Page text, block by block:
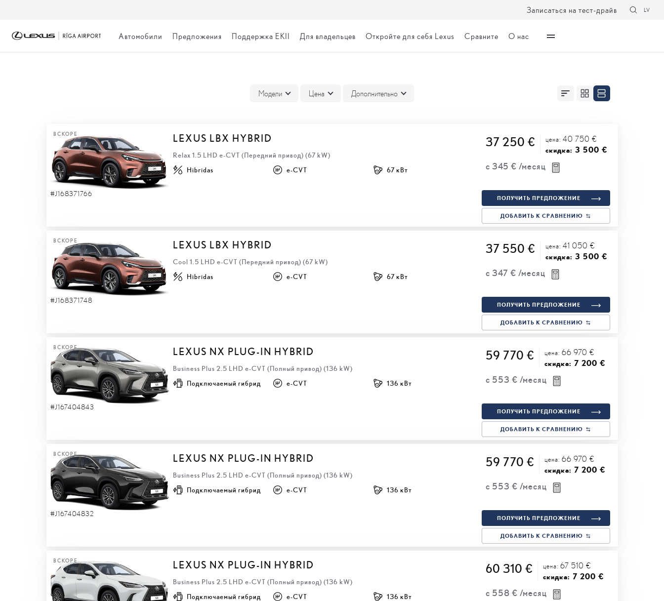
Автомобили Предложения Поддержка EKII Для владельцев Откройте для себя Lexus Сравните О нас
Записаться на тест-драйв LV
БЫСТРАЯ ДОСТАВКАМодели Цена Дополнительно
ВСКОРЕ
#J168371766
LEXUS LBX HYBRID
Relax 1.5 LHD e-CVT (Передний привод) (67 kW)
37 250 € цена: 40 750 €
скидка: 3 500 €
с 345 € /месяц
Hibridas e-CVT 67 кВт
ПОЛУЧИТЬ ПРЕДЛОЖЕНИЕ
ДОБАВИТЬ К СРАВНЕНИЮ
ВСКОРЕ
#J168371748
LEXUS LBX HYBRID
Cool 1.5 LHD e-CVT (Передний привод) (67 kW)
37 550 € цена: 41 050 €
скидка: 3 500 €
с 347 € /месяц
Hibridas e-CVT 67 кВт
ПОЛУЧИТЬ ПРЕДЛОЖЕНИЕ
ДОБАВИТЬ К СРАВНЕНИЮ
ВСКОРЕ
#J167404843
LEXUS NX PLUG-IN HYBRID
Business Plus 2.5 LHD e-CVT (Полный привод) (136 kW)
59 770 € цена: 66 970 €
скидка: 7 200 €
с 553 € /месяц
Подключаемый гибрид e-CVT 136 кВт
ПОЛУЧИТЬ ПРЕДЛОЖЕНИЕ
ДОБАВИТЬ К СРАВНЕНИЮ
ВСКОРЕ
#J167404832
LEXUS NX PLUG-IN HYBRID
Business Plus 2.5 LHD e-CVT (Полный привод) (136 kW)
59 770 € цена: 66 970 €
скидка: 7 200 €
с 553 € /месяц
Подключаемый гибрид e-CVT 136 кВт
ПОЛУЧИТЬ ПРЕДЛОЖЕНИЕ
ДОБАВИТЬ К СРАВНЕНИЮ
ВСКОРЕ LEXUS NX PLUG-IN HYBRID
Business Plus 2.5 LHD e-CVT (Полный привод) (136 kW)
60 310 € цена: 67 510 €
скидка: 7 200 €
с 558 € /месяц
Подключаемый гибрид e-CVT 136 кВт